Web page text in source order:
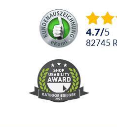
4.7/5
82745